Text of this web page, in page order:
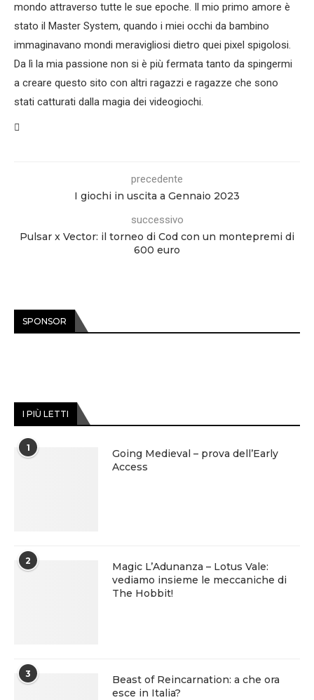
mondo attraverso tutte le sue epoche. Il mio primo amore è
stato il Master System, quando i miei occhi da bambino
immaginavano mondi meravigliosi dietro quei pixel spigolosi.
Da lì la mia passione non si è più fermata tanto da spingermi
a creare questo sito con altri ragazzi e ragazze che sono
stati catturati dalla magia dei videogiochi.
precedente
I giochi in uscita a Gennaio 2023
successivo
Pulsar x Vector: il torneo di Cod con un montepremi di
600 euro
SPONSOR
I PIÙ LETTI
1
Going Medieval – prova dell’Early
Access
2
Magic L’Adunanza – Lotus Vale:
vediamo insieme le meccaniche di
The Hobbit!
3
Beast of Reincarnation: a che ora
esce in Italia?